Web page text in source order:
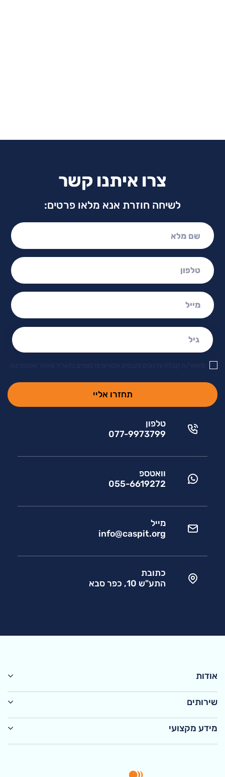
צרו איתנו קשר
לשיחה חוזרת אנא מלאו פרטים:
שם מלא:
טלפון:
מייל:
גיל:
טלפון
077-9973799
וואטספ
055-6619272
מייל
info@caspit.org
כתובת
התע"ש 10, כפר סבא
אודות
שירותים
מידע מקצועי